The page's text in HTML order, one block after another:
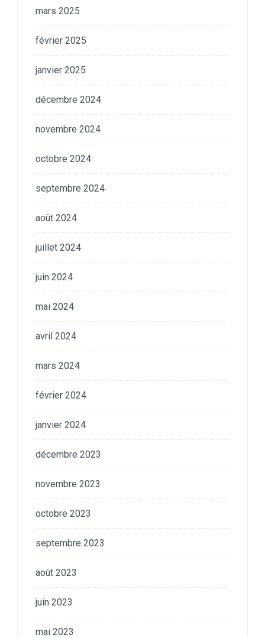
mars 2025
février 2025
janvier 2025
décembre 2024
novembre 2024
octobre 2024
septembre 2024
août 2024
juillet 2024
juin 2024
mai 2024
avril 2024
mars 2024
février 2024
janvier 2024
décembre 2023
novembre 2023
octobre 2023
septembre 2023
août 2023
juin 2023
mai 2023